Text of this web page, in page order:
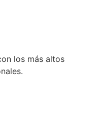
los más altos